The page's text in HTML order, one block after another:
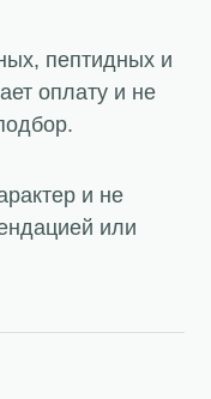
пептидных и
оплату и не
и не
или